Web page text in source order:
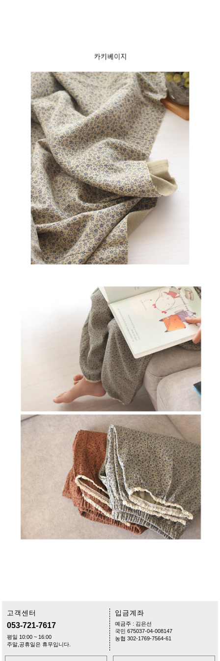
고객센터
053-721-7617
평일 10:00 ~ 16:00
주말,공휴일은 휴무입니다.
입금계좌
예금주 : 김은선
국민 675037-04-008147
농협 302-1769-7564-61